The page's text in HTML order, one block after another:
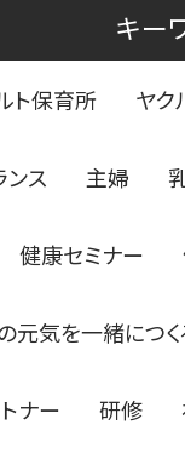
キー
ト保育所 ヤク
ンス 主婦
健康セミナー
元気を一緒につ
ナー 研修